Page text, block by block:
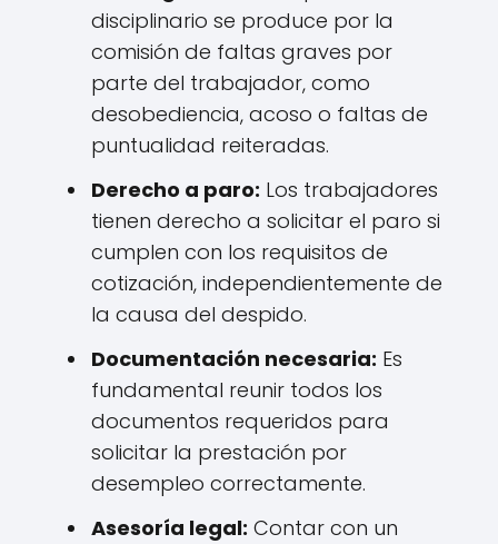
disciplinario se produce por la
comisión de faltas graves por
parte del trabajador, como
desobediencia, acoso o faltas de
puntualidad reiteradas.
Derecho a paro: Los trabajadores
tienen derecho a solicitar el paro si
cumplen con los requisitos de
cotización, independientemente de
la causa del despido.
Documentación necesaria: Es
fundamental reunir todos los
documentos requeridos para
solicitar la prestación por
desempleo correctamente.
Asesoría legal: Contar con un